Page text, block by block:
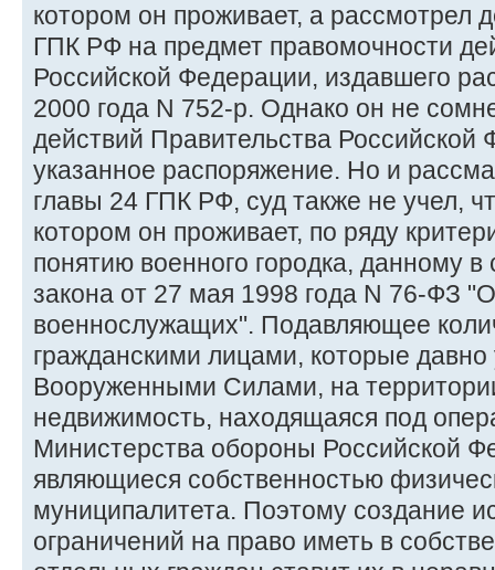
котором он проживает, а рассмотрел
ГПК РФ на предмет правомочности
Российской Федерации, издавшего
2000 года N 752-р. Однако он не
действий Правительства Российской
указанное распоряжение. Но и
главы 24 ГПК РФ, суд также не учел,
котором он проживает, по ряду
понятию военного городка, данному в
закона от 27 мая 1998 года N 76-ФЗ
военнослужащих". Подавляющее
гражданскими лицами, которые давно
Вооруженными Силами, на
недвижимость, находящаяся под
Министерства обороны Российской
являющиеся собственностью
муниципалитета. Поэтому создание
ограничений на право иметь в